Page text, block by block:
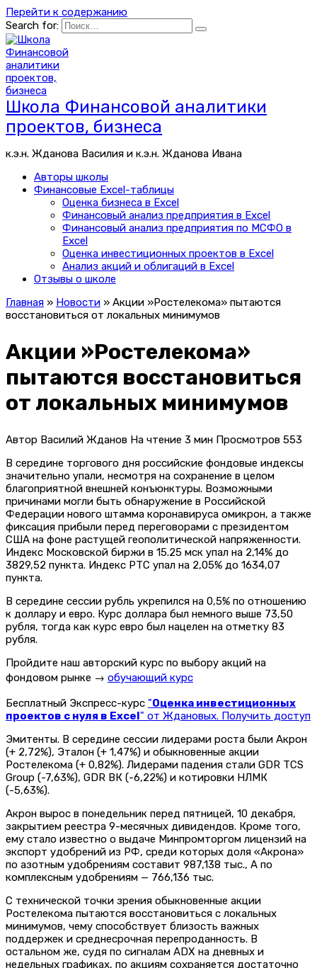
Перейти к содержанию
Search for:
Школа Финансовой аналитики
проектов, бизнеса
к.э.н. Жданова Василия и к.э.н. Жданова Ивана
Авторы школы
Финансовые Excel-таблицы
Оценка бизнеса в Excel
Финансовый анализ предприятия в Excel
Финансовый анализ предприятия по МСФО в
Excel
Оценка инвестиционных проектов в Excel
Анализ акций и облигаций в Excel
Отзывы о школе
Главная » Новости » Акции »Ростелекома» пытаются
восстановиться от локальных минимумов
Акции »Ростелекома»
пытаются восстановиться
от локальных минимумов
Автор Василий Жданов На чтение 3 мин Просмотров 553
В середине торгового дня российские фондовые индексы
значительно упали, несмотря на сохранение в целом
благоприятной внешней конъюнктуры. Возможными
причинами могли быть обнаружение в Российской
Федерации нового штамма коронавируса омикрон, а также
фиксация прибыли перед переговорами с президентом
США на фоне растущей геополитической напряженности.
Индекс Московской биржи в 15.25 мск упал на 2,14% до
3829,52 пункта. Индекс РТС упал на 2,05% до 1634,07
пункта.
В середине сессии рубль укрепился на 0,5% по отношению
к доллару и евро. Курс доллара был немного выше 73,50
рубля, тогда как курс евро был нацелен на отметку 83
рубля.
Пройдите наш авторский курс по выбору акций на
фондовом рынке → обучающий курс
Бесплатный Экспресс-курс "Оценка инвестиционных
проектов с нуля в Excel" от Ждановых. Получить доступ
Эмитенты. В середине сессии лидерами роста были Акрон
(+ 2,72%), Эталон (+ 1,47%) и обыкновенные акции
Ростелекома (+ 0,82%). Лидерами падения стали GDR TCS
Group (-7,63%), GDR ВК (-6,22%) и котировки НЛМК
(-5,63%).
Акрон вырос в понедельник перед пятницей, 10 декабря,
закрытием реестра 9-месячных дивидендов. Кроме того,
ему стало известно о выдаче Минпромторгом лицензий на
экспорт удобрений из РФ, среди которых доля «Акрона»
по азотным удобрениям составит 987,138 тыс., А по
комплексным удобрениям — 766,136 тыс.
С технической точки зрения обыкновенные акции
Ростелекома пытаются восстановиться с локальных
минимумов, чему способствует близость важных
поддержек и среднесрочная перепроданность. В
остальном же, судя по сигналам ADX на дневных и
недельных графиках, по акциям сохраняется достаточно